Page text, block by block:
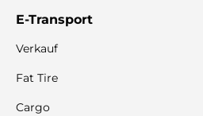
E-Transport
Verkauf
Fat Tire
Cargo